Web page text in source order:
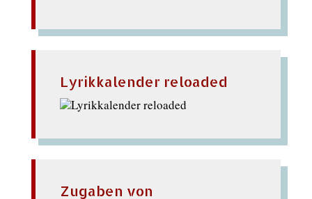
Lyrikkalender reloaded
Zugaben von